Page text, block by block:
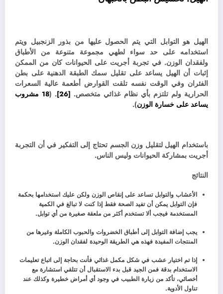
الهيل هو التوابل التي يتم الحصول عليها من بذور الزنجبيل ويتم
استخدامه على حد سواء لطهي مجموعة متنوعة من الأطباق
ولفقدان الوزن. في تجربة أجريت على الحيوانات كان من الممكن
إثبات أن الهيل يساعد على تقليل سمك الطبقة الدهنية على بطن
الفئران وفي الوقت نفسه تلقت القوارض أطعمة عالية السعرات
الحرارية ولم تلتزم بأي نظام غذائي متخصص. [26]
. (
18 مشروب
يساعد على خسارة الوزن).
باستخدام الهيل لتقليل وزن الجسم تحتاج إلى التفكير في أن التجربة
أجريت بمشاركة الحيوانات وليس الناس.
النتائج
الأعشاب والتوابل تساعد على إنقاص الوزن ولكن عليك استخدامها بحكمة
فإن التوابل يمكن أن تفيد الصحة فقط إذا كنت لا تبالغ في الكمية
المستخدمة فيجب ألا تستخدم أكثر من ملعقة صغيرة من أي توابل.
يجب إضافة التوابل إلى أطباق الخضروات والحبوب الكاملة وغيرها من
المنتجات المفيدة فهذه هي الطريقة الوحيدة لفقدان الوزن.
إذا تم اختيار عشب في شكل مكمل غذائي فأنت بحاجة إلى اتباع تعليمات
الاستخدام بدقة فمن الجيد قبل بدء الاستقبال أن تتلقي استشارة مع
أخصائي، تأكد من زيارة الطبيب في وجود أي أمراض خطيرة وكذلك عند
تناول الأدوية.